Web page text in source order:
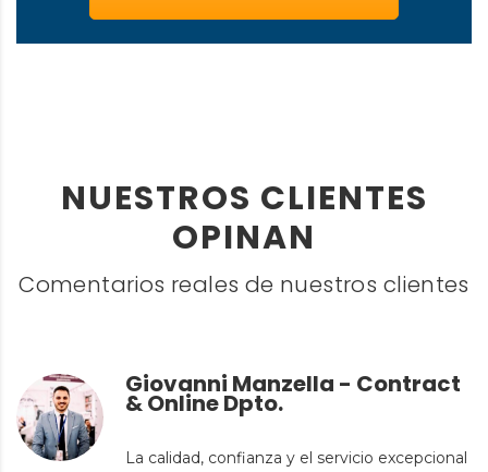
NUESTROS CLIENTES
OPINAN
Comentarios reales de nuestros clientes
Giovanni Manzella - Contract
& Online Dpto.
La calidad, confianza y el servicio excepcional